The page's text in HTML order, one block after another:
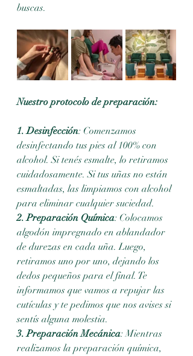
buscas.
Nuestro protocolo de preparación:
1. Desinfección: Comenzamos
desinfectando tus pies al 100% con
alcohol. Si tenés esmalte, lo retiramos
cuidadosamente. Si tus uñas no están
esmaltadas, las limpiamos con alcohol
para eliminar cualquier suciedad.
2. Preparación Química: Colocamos
algodón impregnado en ablandador
de durezas en cada uña. Luego,
retiramos uno por uno, dejando los
dedos pequeños para el final. Te
informamos que vamos a repujar las
cutículas y te pedimos que nos avises si
sentís alguna molestia.
3. Preparación Mecánica: Mientras
realizamos la preparación química,